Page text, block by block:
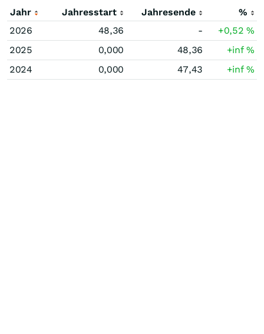
Jahr Jahresstart Jahresende
%
2026
48,36 - +0,52%
2025
0,000 48,36 +inf%
2024
0,000 47,43 +inf%